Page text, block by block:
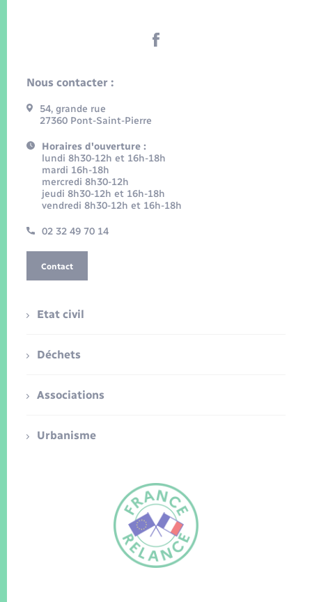
Nous contacter :
54, grande rue
27360 Pont-Saint-Pierre
Horaires d'ouverture :
lundi 8h30-12h et 16h-18h
mardi 16h-18h
mercredi 8h30-12h
jeudi 8h30-12h et 16h-18h
vendredi 8h30-12h et 16h-18h
02 32 49 70 14
Contact
Etat civil
Déchets
Associations
Urbanisme